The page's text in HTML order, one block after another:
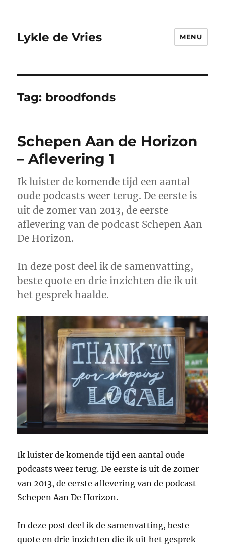
Lykle de Vries MENU
Tag: broodfonds
Schepen Aan de Horizon
– Aflevering 1
Ik luister de komende tijd een aantal
oude podcasts weer terug. De eerste is
uit de zomer van 2013, de eerste
aflevering van de podcast Schepen Aan
De Horizon.
In deze post deel ik de samenvatting,
beste quote en drie inzichten die ik uit
het gesprek haalde.
Ik luister de komende tijd een aantal oude
podcasts weer terug. De eerste is uit de zomer
van 2013, de eerste aflevering van de podcast
Schepen Aan De Horizon.
In deze post deel ik de samenvatting, beste
quote en drie inzichten die ik uit het gesprek